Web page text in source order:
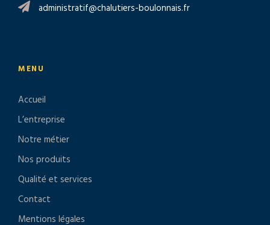
administratif@chalutiers-boulonnais.fr
MENU
Accueil
L’entreprise
Notre métier
Nos produits
Qualité et services
Contact
Mentions légales